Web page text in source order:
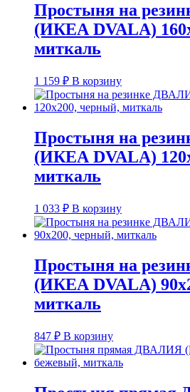
Простыня на
(ИКЕА DVALA)
миткаль
1 159 ₽ В корзину
Простыня на
(ИКЕА DVALA)
миткаль
1 033 ₽ В корзину
Простыня на
(ИКЕА DVALA)
миткаль
847 ₽ В корзину